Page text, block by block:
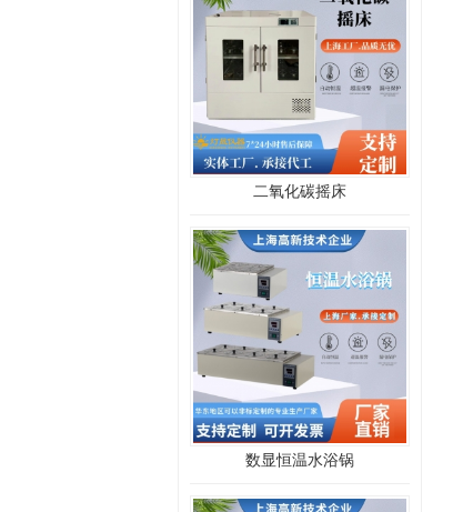
二氧化碳摇床
数显恒温水浴锅